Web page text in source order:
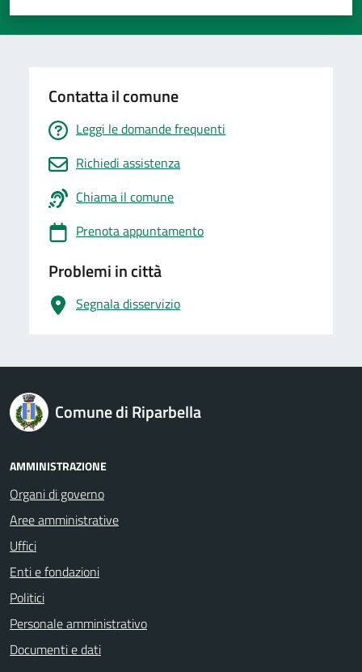
Valuta 5 stelle su 5
Valuta 4 stelle su 5
Valuta 3 stelle su 5
Valuta 2 stelle su 5
Valuta 1 stelle su 5
Contatta il comune
Leggi le domande frequenti
Richiedi assistenza
Chiama il comune
Prenota appuntamento
Problemi in città
Segnala disservizio
logo Unione Europea
Comune di Riparbella
AMMINISTRAZIONE
Organi di governo
Aree amministrative
Uffici
Enti e fondazioni
Politici
Personale amministrativo
Documenti e dati